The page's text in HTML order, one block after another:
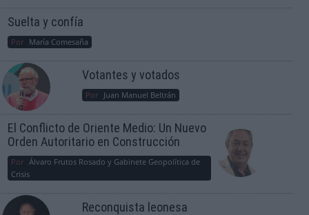
Suelta y confía
Por María Comesaña
Votantes y votados
Por Juan Manuel Beltrán
El Conflicto de Oriente Medio: Un Nuevo
Orden Autoritario en Construcción
Por Álvaro Frutos Rosado y Gabinete Geopolítica de
Crisis
Reconquista leonesa